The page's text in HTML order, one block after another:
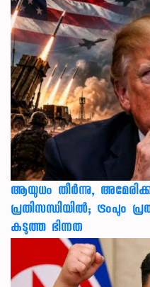
ആയുധം തീർന്നു,
പ്രതിസന്ധിയിൽ; ട്രംപും
കടുത്ത ഭിന്നത